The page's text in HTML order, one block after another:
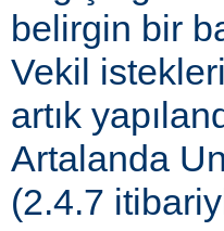
belirgin bir
Vekil
artık
Artalanda
(2.4.7